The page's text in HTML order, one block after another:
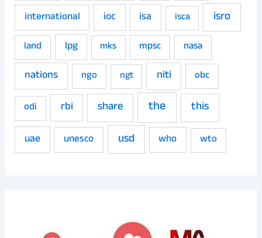
international
ioc isa isca isro
land lpg mks mpsc nasa
nations ngo ngt niti
obc
odi
rbi share the this
uae unesco usd who wto